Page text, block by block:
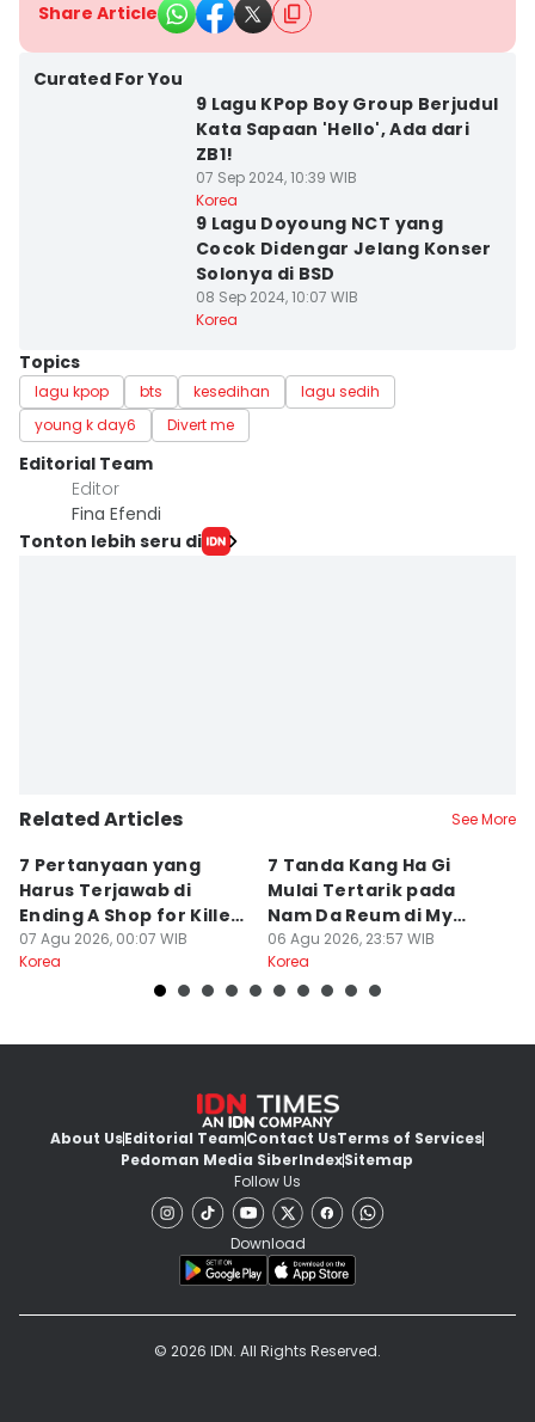
Share Article
Curated For You
9 Lagu KPop Boy Group Berjudul
Kata Sapaan 'Hello', Ada dari
ZB1!
07 Sep 2024, 10:39 WIB
Korea
9 Lagu Doyoung NCT yang
Cocok Didengar Jelang Konser
Solonya di BSD
08 Sep 2024, 10:07 WIB
Korea
Topics
lagu kpop bts kesedihan
lagu sedih
young k day6
Divert me
Editorial Team
Editor
Fina Efendi
Tonton lebih seru di
Related Articles See More
7 Pertanyaan yang
Harus Terjawab di
Ending A Shop for Killers
2
07 Agu 2026, 00:07 WIB
Korea
7 Tanda Kang Ha Gi
Mulai Tertarik pada
Nam Da Reum di My
Bias, My Boss
06 Agu 2026, 23:57 WIB
Korea
About UsEditorial TeamContact UsTerms of Services
Pedoman Media SiberIndexSitemap
Follow Us
Download
© 2026 IDN. All Rights Reserved.